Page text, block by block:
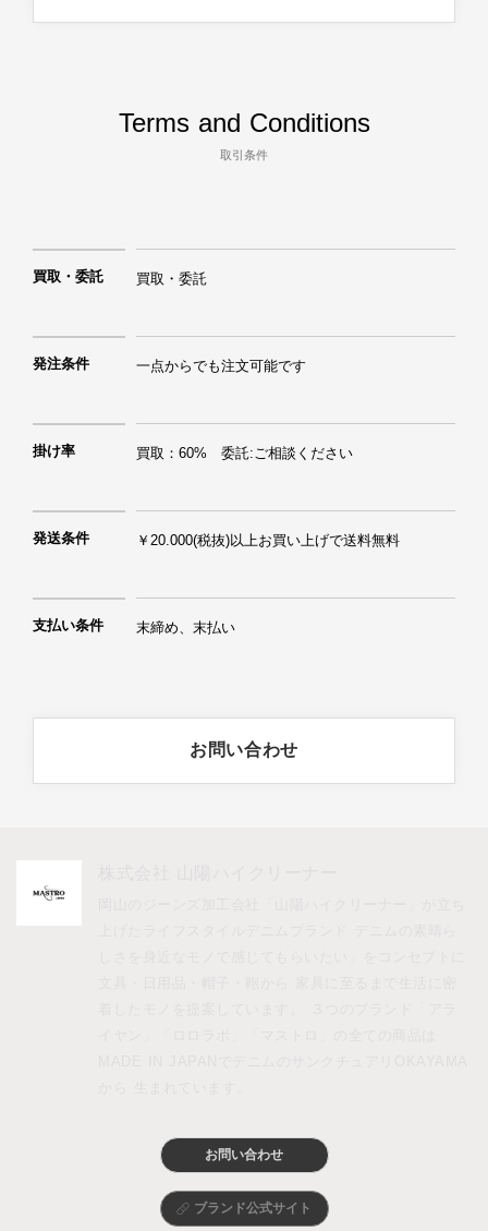
Terms and Conditions
取引条件
買取・委託 買取・委託
発注条件 一点からでも注文可能です
掛け率 買取：60%　委託:ご相談ください
発送条件
支払い条件 末締め、末払い
お問い合わせ
お問い合わせ
ブランド公式サイト